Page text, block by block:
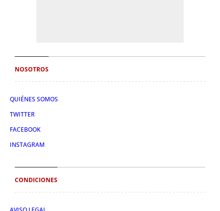
NOSOTROS
QUIÉNES SOMOS
TWITTER
FACEBOOK
INSTAGRAM
CONDICIONES